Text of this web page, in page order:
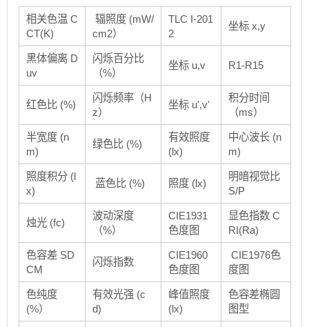
相关色温 C
CT(K)
辐照度 (mW/
cm2）
TLC I-201
2
坐标 x,y
黑体偏离 D
uv
闪烁百分比
（%）
坐标 u,v R1-R15
红色比 (%)
闪烁频率（H
z）
坐标 u',v'
积分时间
（ms）
半宽度 (n
m)
绿色比 (%)
有效照度
(lx)
中心波长 (n
m)
照度积分 (l
x)
蓝色比 (%) 照度 (lx)
明暗视觉比
S/P
烛光 (fc)
波动深度
（%）
CIE1931
色度图
显色指数 C
RI(Ra)
色容差 SD
CM
闪烁指数
CIE1960
色度图
CIE1976色
度图
色纯度
(%）
有效光强 (c
d)
峰值照度
(lx)
色容差椭圆
图型